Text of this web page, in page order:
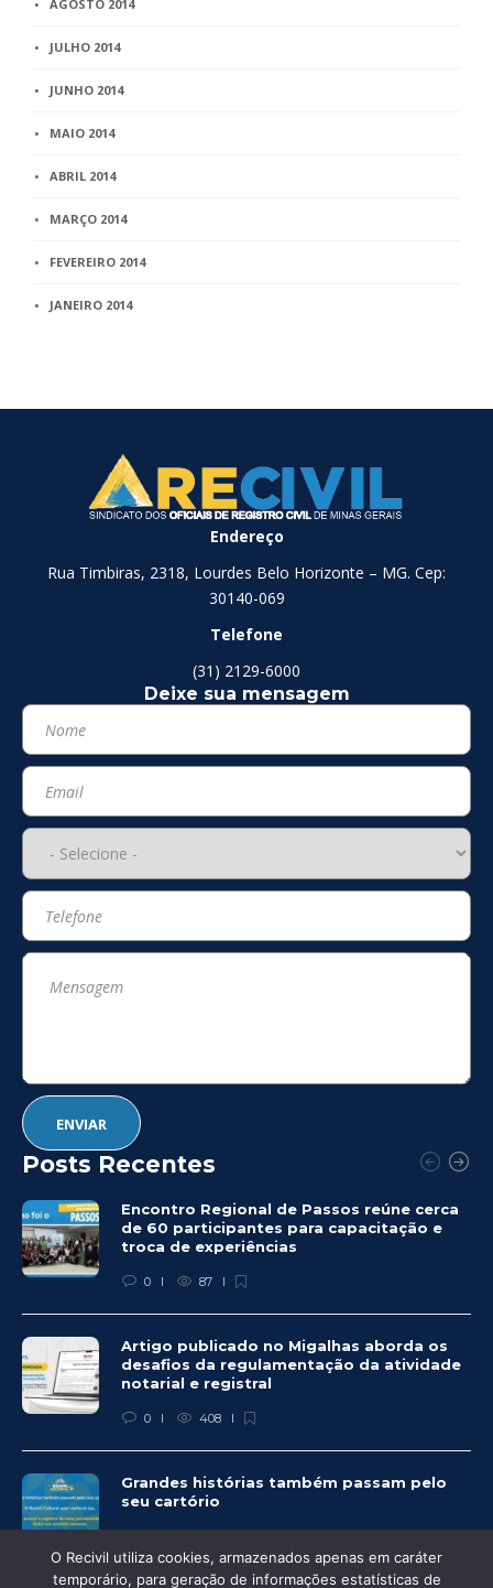
AGOSTO 2014
JULHO 2014
JUNHO 2014
MAIO 2014
ABRIL 2014
MARÇO 2014
FEVEREIRO 2014
JANEIRO 2014
Endereço
Rua Timbiras, 2318, Lourdes Belo Horizonte – MG. Cep:
30140-069
Telefone
(31) 2129-6000
Deixe sua mensagem
Posts Recentes
Encontro Regional de Passos reúne cerca
de 60 participantes para capacitação e
troca de experiências
0 87
Artigo publicado no Migalhas aborda os
desafios da regulamentação da atividade
notarial e registral
0 408
Grandes histórias também passam pelo
seu cartório
O Recivil utiliza cookies, armazenados apenas em caráter
temporário, para geração de informações estatísticas de